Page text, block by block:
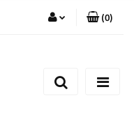
Zarejestruj się
(0)